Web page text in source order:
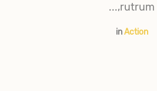
rutrum,...
inAction